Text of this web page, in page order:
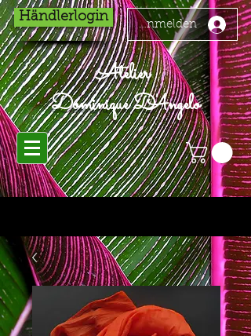
Händlerlogin
Anmelden
Atelier
Dominique D'Angelo